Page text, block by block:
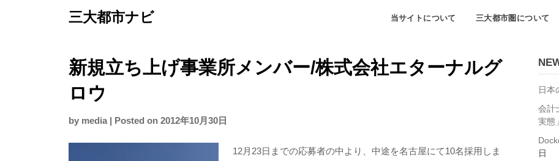
三大都市ナビ 当サイトについて 三大都市圏について
新規立ち上げ事業所メンバー/株式会社エターナルグ
ロウ
by media | Posted on 2012年10月30日
12月23日までの応募者の中より、中途を名古屋にて10名採用しま
日本
会計
実態
日